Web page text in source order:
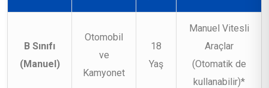
B Sınıfı
(Manuel)
Otomobil
ve
Kamyonet
18
Yaş
Manuel Vitesli
Araçlar
(Otomatik de
kullanabilir)*